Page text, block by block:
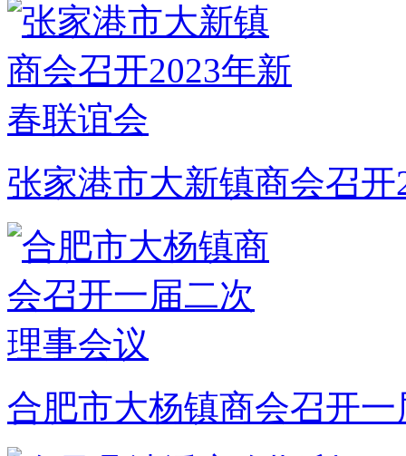
张家港市大新镇商会召
合肥市大杨镇商会召开